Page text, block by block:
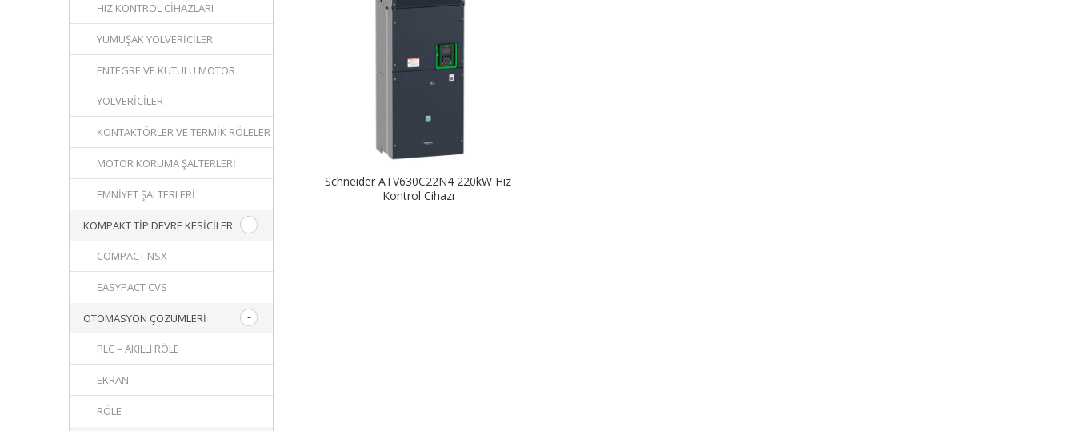
HIZ KONTROL CIHAZLARI
YUMUŞAK YOLVERICILER
ENTEGRE VE KUTULU MOTOR
YOLVERICILER
KONTAKTÖRLER VE TERMIK RÖLELER
MOTOR KORUMA ŞALTERLERI
EMNIYET ŞALTERLERI
KOMPAKT TIP DEVRE KESICILER
COMPACT NSX
EASYPACT CVS
OTOMASYON ÇÖZÜMLERI
PLC – AKILLI RÖLE
EKRAN
RÖLE
Schneider ATV630C22N4 220kW Hız
Kontrol Cihazı